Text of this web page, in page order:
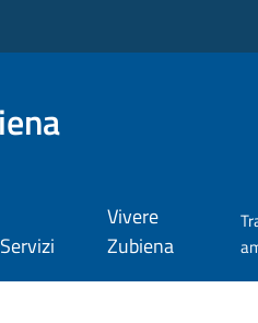
Servizi
Vivere
Zubiena